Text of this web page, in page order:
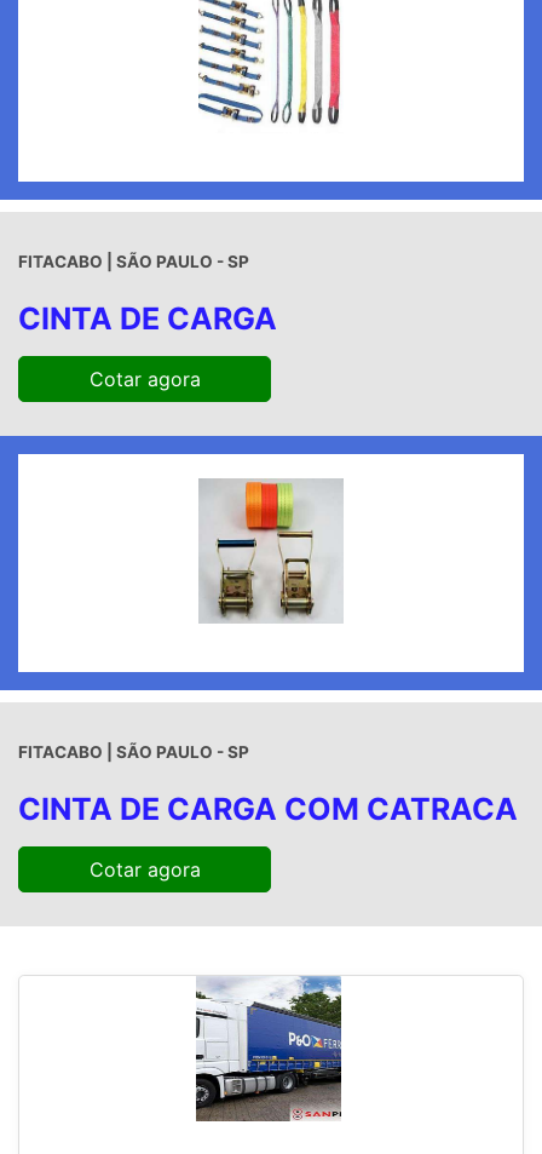
FITACABO | SÃO PAULO - SP
CINTA DE CARGA
Cotar agora
FITACABO | SÃO PAULO - SP
CINTA DE CARGA COM CATRACA
Cotar agora